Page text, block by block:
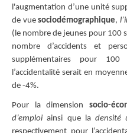
l'augmentation d’une unité
de vuesociodémographique,
(le nombre de jeunes pour 100
nombre d’accidents et
supplémentaires pour
l’accidentalité serait en
de -4%.
Pour la dimension socio-
d’emploi ainsi que la densité